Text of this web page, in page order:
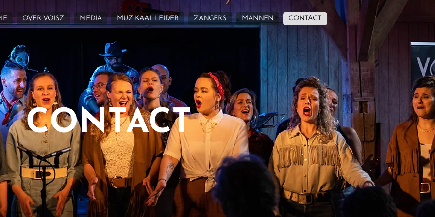
OVER VOISZ MEDIA MUZIKAAL LEIDER ZANGERS MANNEN CONTACT
CONTACT